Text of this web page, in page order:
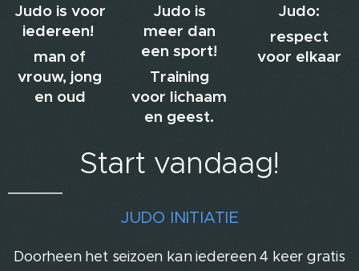
Judo is voor
iedereen!
man of
vrouw, jong
en oud
Judo is
meer dan
een sport!
Training
voor lichaam
en geest.
Judo:
respect
voor elkaar
Start vandaag!
JUDO INITIATIE
Doorheen het seizoen kan iedereen 4 keer gratis